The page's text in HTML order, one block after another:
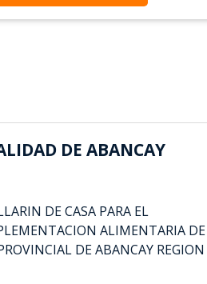
DE ABANCAY
DE CASA PARA EL
ALIMENTARIA DE
DE ABANCAY REGION